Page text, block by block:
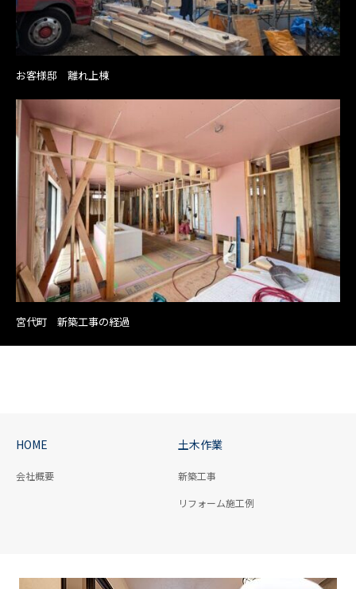
お客様邸 離れ上棟
宮代町 新築工事の経過
HOME
会社概要
土木作業
新築工事
リフォーム施工例